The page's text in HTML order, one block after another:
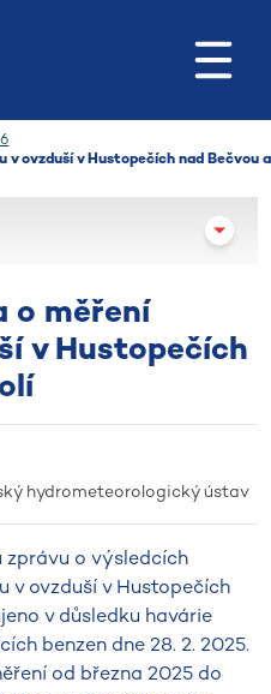
v ovzduší v Hustopečích nad Bečvou
o měření
v Hustopečích
hydrometeorologický ústav
zprávu o výsledcích
v ovzduší v Hustopečích
v důsledku havárie
benzen dne 28. 2. 2025.
od března 2025 do